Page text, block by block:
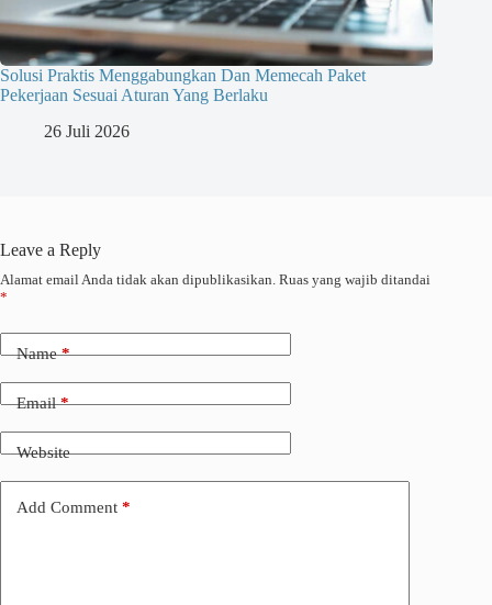
Solusi Praktis Menggabungkan Dan Memecah Paket
Pekerjaan Sesuai Aturan Yang Berlaku
26 Juli 2026
Leave a Reply
Alamat email Anda tidak akan dipublikasikan. Ruas yang wajib ditandai
*
Name*
Email*
Website
Add Comment *